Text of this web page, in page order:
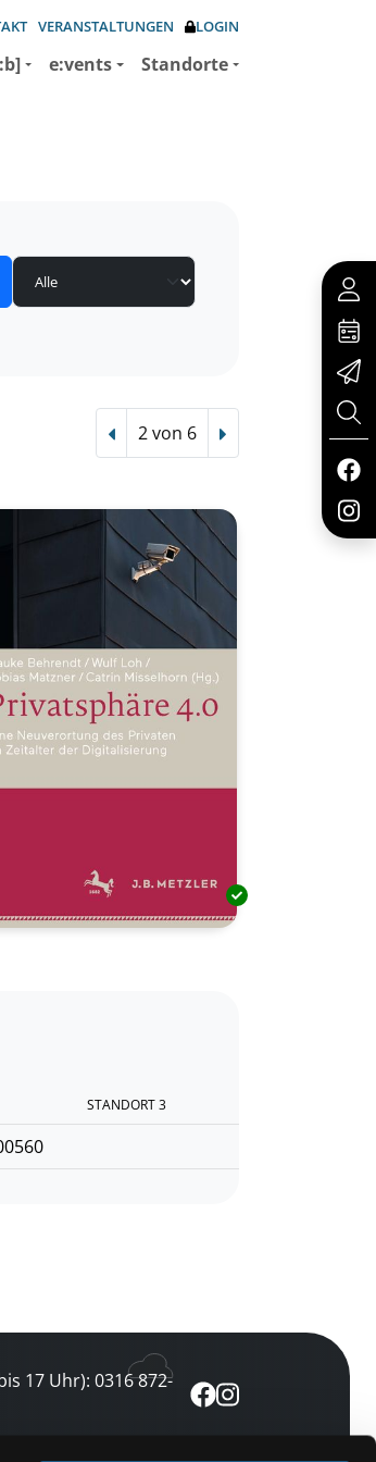
VERANSTALTUNGEN LOGIN
e:vents Standorte
Vorheriger Treffer
2 von 6 Nächster Treffer
STANDORT 3
17 Uhr): 0316 872-